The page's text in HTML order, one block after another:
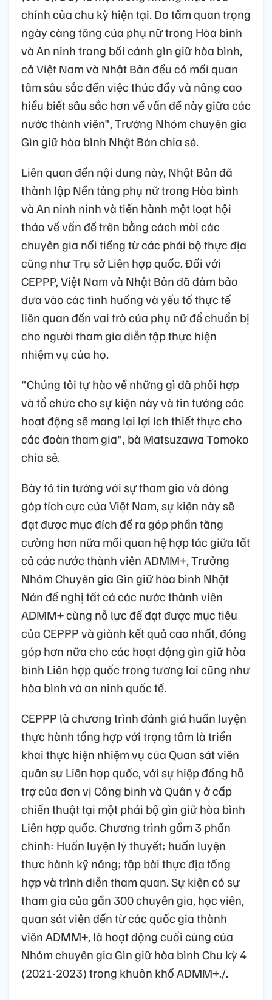
chính của chu kỳ hiện tại. Do tầm quan trọng
ngày càng tăng của phụ nữ trong Hòa bình
và An ninh trong bối cảnh gìn giữ hòa bình,
cả Việt Nam và Nhật Bản đều có mối quan
tâm sâu sắc đến việc thúc đẩy và nâng cao
hiểu biết sâu sắc hơn về vấn đề này giữa các
nước thành viên", Trưởng Nhóm chuyên gia
Gìn giữ hòa bình Nhật Bản chia sẻ.
Liên quan đến nội dung này, Nhật Bản đã
thành lập Nền tảng phụ nữ trong Hòa bình
và An ninh ninh và tiến hành một loạt hội
thảo về vấn đề trên bằng cách mời các
chuyên gia nổi tiếng từ các phái bộ thực địa
cũng như Trụ sở Liên hợp quốc. Đối với
CEPPP, Việt Nam và Nhật Bản đã đảm bảo
đưa vào các tình huống và yếu tố thực tế
liên quan đến vai trò của phụ nữ để chuẩn bị
cho người tham gia diễn tập thực hiện
nhiệm vụ của họ.
"Chúng tôi tự hào về những gì đã phối hợp
và tổ chức cho sự kiện này và tin tưởng các
hoạt động sẽ mang lại lợi ích thiết thực cho
các đoàn tham gia", bà Matsuzawa Tomoko
chia sẻ.
Bày tỏ tin tưởng với sự tham gia và đóng
góp tích cực của Việt Nam, sự kiện này sẽ
đạt được mục đích đề ra góp phần tăng
cường hơn nữa mối quan hệ hợp tác giữa tất
cả các nước thành viên ADMM+, Trưởng
Nhóm Chuyên gia Gìn giữ hòa bình Nhật
Nản đề nghị tất cả các nước thành viên
ADMM+ cùng nỗ lực để đạt được mục tiêu
của CEPPP và giành kết quả cao nhất, đóng
góp hơn nữa cho các hoạt động gìn giữ hòa
bình Liên hợp quốc trong tương lai cũng như
hòa bình và an ninh quốc tế.
CEPPP là chương trình đánh giá huấn luyện
thực hành tổng hợp với trọng tâm là triển
khai thực hiện nhiệm vụ của Quan sát viên
quân sự Liên hợp quốc, với sự hiệp đồng hỗ
trợ của đơn vị Công binh và Quân y ở cấp
chiến thuật tại một phái bộ gìn giữ hòa bình
Liên hợp quốc. Chương trình gồm 3 phần
chính: Huấn luyện lý thuyết; huấn luyện
thực hành kỹ năng; tập bài thực địa tổng
hợp và trình diễn tham quan. Sự kiện có sự
tham gia của gần 300 chuyên gia, học viên,
quan sát viên đến từ các quốc gia thành
viên ADMM+, là hoạt động cuối cùng của
Nhóm chuyên gia Gìn giữ hòa bình Chu kỳ 4
(2021-2023) trong khuôn khổ ADMM+./.